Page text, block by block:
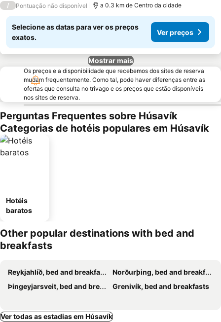
/ Pontuação não disponível a 0.3 km de Centro da cidade
Selecione as datas para ver os preços
exatos.
Ver preços
Mostrar mais
Os preços e a disponibilidade que recebemos dos sites de reserva
mudam frequentemente. Como tal, pode haver diferenças entre as
ofertas que consulta no trivago e os preços que estão disponíveis
nos sites de reserva.
Perguntas Frequentes sobre Húsavík
Categorias de hotéis populares em Húsavík
Hotéis
baratos
Other popular destinations with bed and
breakfasts
Reykjahlíð, bed and breakfasts
Norðurþing, bed and breakfasts
Þingeyjarsveit, bed and breakfasts
Grenivík, bed and breakfasts
Ver todas as estadias em Húsavík